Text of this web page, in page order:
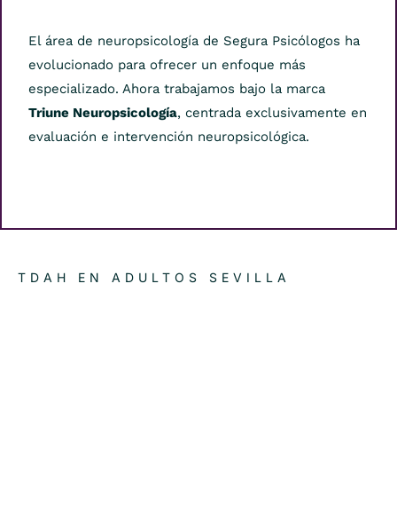
El área de neuropsicología de Segura Psicólogos ha
evolucionado para ofrecer un enfoque más
especializado. Ahora trabajamos bajo la marca
Triune Neuropsicología, centrada exclusivamente en
evaluación e intervención neuropsicológica.
TDAH EN ADULTOS SEVILLA